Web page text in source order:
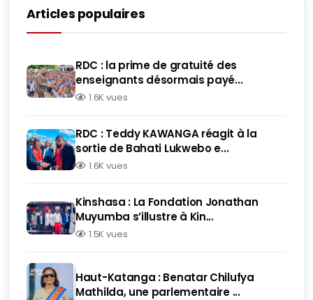
Articles populaires
RDC : la prime de gratuité des
enseignants désormais payé...
1.6K vues
RDC : Teddy KAWANGA réagit à la
sortie de Bahati Lukwebo e...
1.6K vues
Kinshasa : La Fondation Jonathan
Muyumba s’illustre à Kin...
1.5K vues
Haut-Katanga : Benatar Chilufya
Mathilda, une parlementaire ...